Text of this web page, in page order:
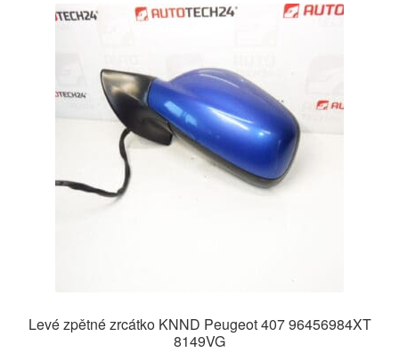
Levé zpětné zrcátko KNND Peugeot 407 96456984XT
8149VG